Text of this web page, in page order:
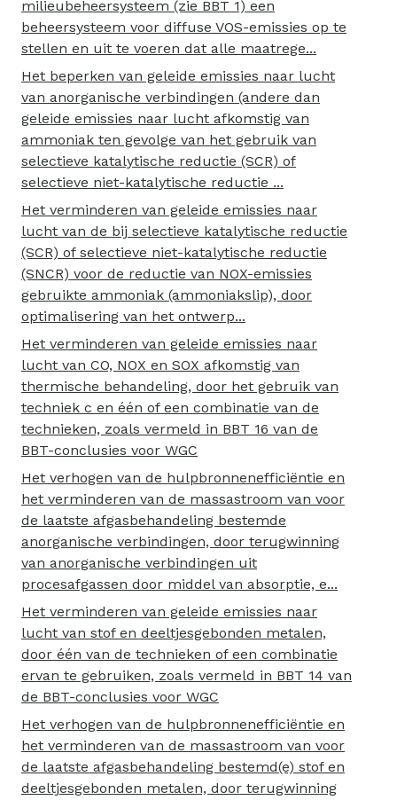
milieubeheersysteem (zie BBT 1) een
beheersysteem voor diffuse VOS-emissies op te
stellen en uit te voeren dat alle maatrege...
Het beperken van geleide emissies naar lucht
van anorganische verbindingen (andere dan
geleide emissies naar lucht afkomstig van
ammoniak ten gevolge van het gebruik van
selectieve katalytische reductie (SCR) of
selectieve niet-katalytische reductie ...
Het verminderen van geleide emissies naar
lucht van de bij selectieve katalytische reductie
(SCR) of selectieve niet-katalytische reductie
(SNCR) voor de reductie van NOX-emissies
gebruikte ammoniak (ammoniakslip), door
optimalisering van het ontwerp...
Het verminderen van geleide emissies naar
lucht van CO, NOX en SOX afkomstig van
thermische behandeling, door het gebruik van
techniek c en één of een combinatie van de
technieken, zoals vermeld in BBT 16 van de
BBT-conclusies voor WGC
Het verhogen van de hulpbronnenefficiëntie en
het verminderen van de massastroom van voor
de laatste afgasbehandeling bestemde
anorganische verbindingen, door terugwinning
van anorganische verbindingen uit
procesafgassen door middel van absorptie, e...
Het verminderen van geleide emissies naar
lucht van stof en deeltjesgebonden metalen,
door één van de technieken of een combinatie
ervan te gebruiken, zoals vermeld in BBT 14 van
de BBT-conclusies voor WGC
Het verhogen van de hulpbronnenefficiëntie en
het verminderen van de massastroom van voor
de laatste afgasbehandeling bestemd(e) stof en
deeltjesgebonden metalen, door terugwinning